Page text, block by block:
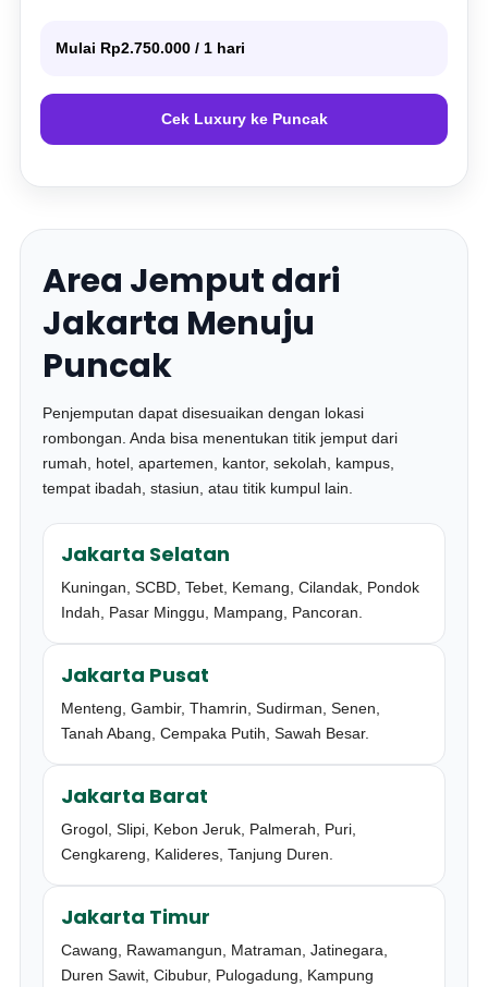
Mulai Rp2.750.000 / 1 hari
Cek Luxury ke Puncak
Area Jemput dari
Jakarta Menuju
Puncak
Penjemputan dapat disesuaikan dengan lokasi
rombongan. Anda bisa menentukan titik jemput dari
rumah, hotel, apartemen, kantor, sekolah, kampus,
tempat ibadah, stasiun, atau titik kumpul lain.
Jakarta Selatan
Kuningan, SCBD, Tebet, Kemang, Cilandak, Pondok
Indah, Pasar Minggu, Mampang, Pancoran.
Jakarta Pusat
Menteng, Gambir, Thamrin, Sudirman, Senen,
Tanah Abang, Cempaka Putih, Sawah Besar.
Jakarta Barat
Grogol, Slipi, Kebon Jeruk, Palmerah, Puri,
Cengkareng, Kalideres, Tanjung Duren.
Jakarta Timur
Cawang, Rawamangun, Matraman, Jatinegara,
Duren Sawit, Cibubur, Pulogadung, Kampung